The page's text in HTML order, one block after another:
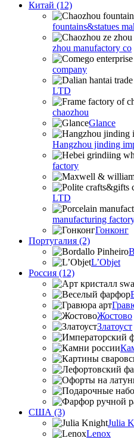
Китай (12)
fountains&statues
zhou manufactory co
company
LTD
chaozhou
Glance
Hangzhou jinding
factory
LTD
manufacturing
Гонконг
Португалия (2)
L’Objet
Россия (12)
Жостово
Златоуст
США (3)
Julia
Lenox